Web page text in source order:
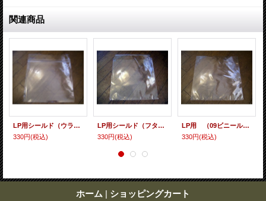
関連商品
LP用シールド（ウラノリ）） 10枚セット
330円(税込)
LP用シールド（フタノリ） 10枚セット
330円(税込)
LP用 （09ビニール） 10枚セット
330円(税込)
ホーム | ショッピングカート